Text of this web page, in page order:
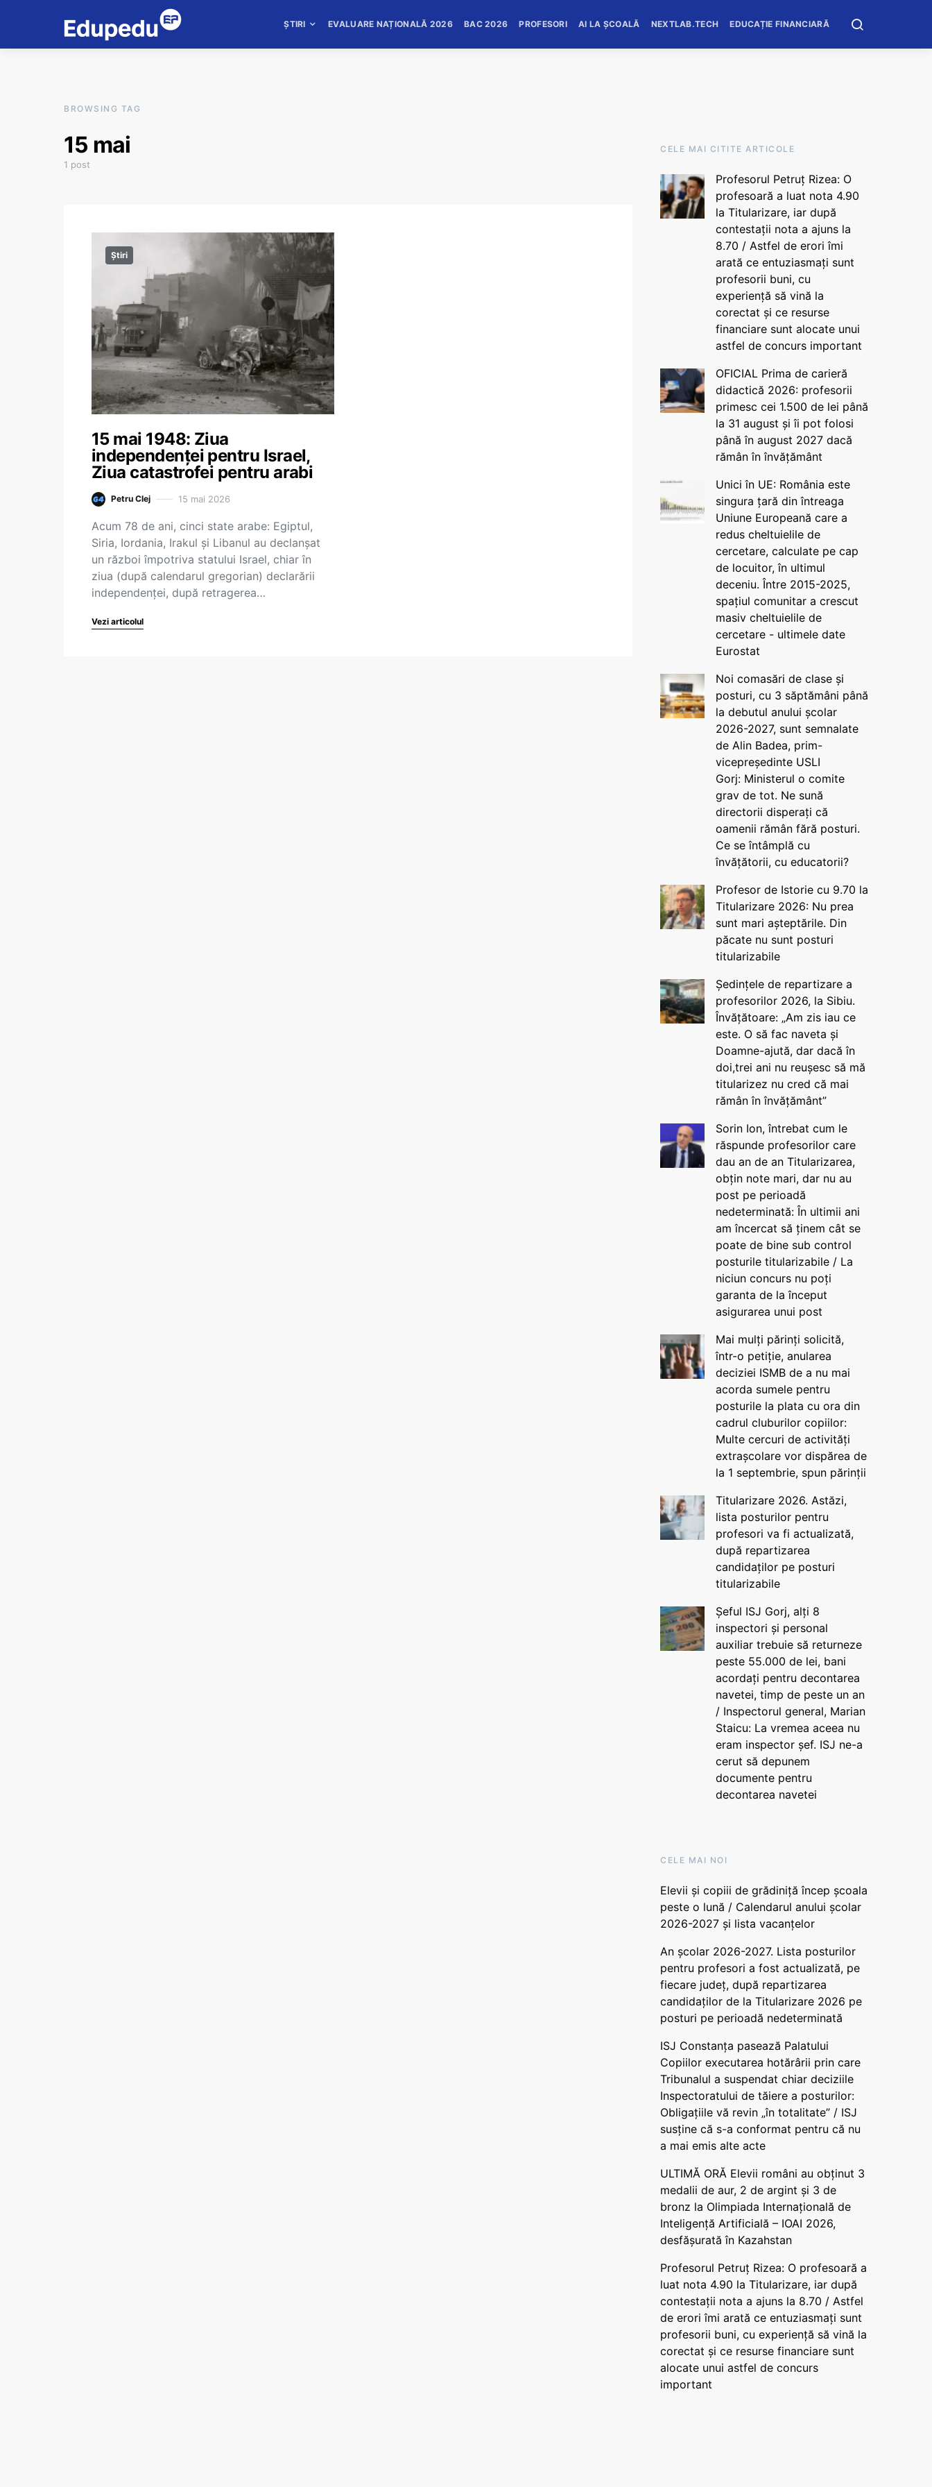
ȘTIRI EVALUARE NAȚIONALĂ 2026 BAC 2026 PROFESORI AI LA ȘCOALĂ NEXTLAB.TECH EDUCAȚIE FINANCIARĂ
BROWSING TAG
15 mai
1 post
Știri
15 mai 1948: Ziua
independenței pentru Israel,
Ziua catastrofei pentru arabi
Petru Clej 15 mai 2026
Acum 78 de ani, cinci state arabe: Egiptul,
Siria, Iordania, Irakul și Libanul au declanșat
un război împotriva statului Israel, chiar în
ziua (după calendarul gregorian) declarării
independenței, după retragerea…
Vezi articolul
CELE MAI CITITE ARTICOLE
Profesorul Petruț Rizea: O
profesoară a luat nota 4.90
la Titularizare, iar după
contestații nota a ajuns la
8.70 / Astfel de erori îmi
arată ce entuziasmați sunt
profesorii buni, cu
experiență să vină la
corectat și ce resurse
financiare sunt alocate unui
astfel de concurs important
OFICIAL Prima de carieră
didactică 2026: profesorii
primesc cei 1.500 de lei până
la 31 august și îi pot folosi
până în august 2027 dacă
rămân în învățământ
Unici în UE: România este
singura țară din întreaga
Uniune Europeană care a
redus cheltuielile de
cercetare, calculate pe cap
de locuitor, în ultimul
deceniu. Între 2015-2025,
spațiul comunitar a crescut
masiv cheltuielile de
cercetare - ultimele date
Eurostat
Noi comasări de clase și
posturi, cu 3 săptămâni până
la debutul anului școlar
2026-2027, sunt semnalate
de Alin Badea, prim-
vicepreședinte USLI
Gorj: Ministerul o comite
grav de tot. Ne sună
directorii disperați că
oamenii rămân fără posturi.
Ce se întâmplă cu
învățătorii, cu educatorii?
Profesor de Istorie cu 9.70 la
Titularizare 2026: Nu prea
sunt mari așteptările. Din
păcate nu sunt posturi
titularizabile
Ședințele de repartizare a
profesorilor 2026, la Sibiu.
Învățătoare: „Am zis iau ce
este. O să fac naveta și
Doamne-ajută, dar dacă în
doi,trei ani nu reușesc să mă
titularizez nu cred că mai
rămân în învățământ”
Sorin Ion, întrebat cum le
răspunde profesorilor care
dau an de an Titularizarea,
obțin note mari, dar nu au
post pe perioadă
nedeterminată: În ultimii ani
am încercat să ținem cât se
poate de bine sub control
posturile titularizabile / La
niciun concurs nu poți
garanta de la început
asigurarea unui post
Mai mulți părinți solicită,
într-o petiție, anularea
deciziei ISMB de a nu mai
acorda sumele pentru
posturile la plata cu ora din
cadrul cluburilor copiilor:
Multe cercuri de activități
extrașcolare vor dispărea de
la 1 septembrie, spun părinții
Titularizare 2026. Astăzi,
lista posturilor pentru
profesori va fi actualizată,
după repartizarea
candidaților pe posturi
titularizabile
Șeful ISJ Gorj, alți 8
inspectori și personal
auxiliar trebuie să returneze
peste 55.000 de lei, bani
acordați pentru decontarea
navetei, timp de peste un an
/ Inspectorul general, Marian
Staicu: La vremea aceea nu
eram inspector șef. ISJ ne-a
cerut să depunem
documente pentru
decontarea navetei
CELE MAI NOI
Elevii și copiii de grădiniță încep școala
peste o lună / Calendarul anului școlar
2026-2027 și lista vacanțelor
An școlar 2026-2027. Lista posturilor
pentru profesori a fost actualizată, pe
fiecare județ, după repartizarea
candidaților de la Titularizare 2026 pe
posturi pe perioadă nedeterminată
ISJ Constanța pasează Palatului
Copiilor executarea hotărârii prin care
Tribunalul a suspendat chiar deciziile
Inspectoratului de tăiere a posturilor:
Obligațiile vă revin „în totalitate” / ISJ
susține că s-a conformat pentru că nu
a mai emis alte acte
ULTIMĂ ORĂ Elevii români au obținut 3
medalii de aur, 2 de argint și 3 de
bronz la Olimpiada Internațională de
Inteligență Artificială – IOAI 2026,
desfășurată în Kazahstan
Profesorul Petruț Rizea: O profesoară a
luat nota 4.90 la Titularizare, iar după
contestații nota a ajuns la 8.70 / Astfel
de erori îmi arată ce entuziasmați sunt
profesorii buni, cu experiență să vină la
corectat și ce resurse financiare sunt
alocate unui astfel de concurs
important